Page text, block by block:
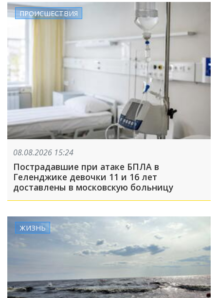
ПРОИСШЕСТВИЯ
08.08.2026 15:24
Пострадавшие при атаке БПЛА в
Геленджике девочки 11 и 16 лет
доставлены в московскую больницу
ЖИЗНЬ